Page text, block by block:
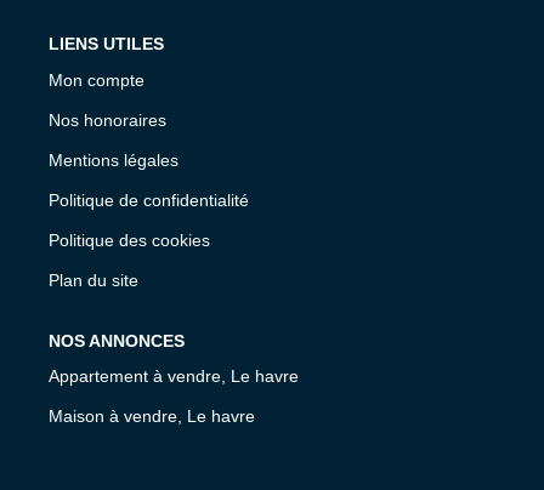
LIENS UTILES
Mon compte
Nos honoraires
Mentions légales
Politique de confidentialité
Politique des cookies
Plan du site
NOS ANNONCES
Appartement à vendre, Le havre
Maison à vendre, Le havre